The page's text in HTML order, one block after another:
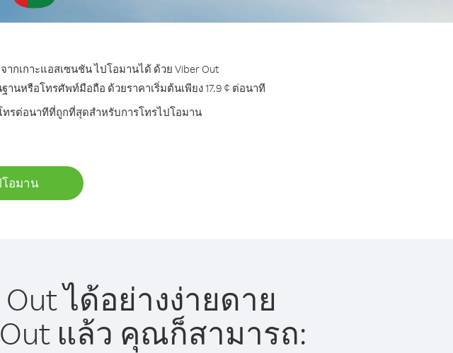
เกาะแอสเซนชัน ไปโอมานได้ ด้วย Viber Out
หรือโทรศัพท์มือถือ ด้วยราคาเริ่มต้นเพียง 17.9 ¢ ต่อนาที
ทรต่อนาทีที่ถูกที่สุดสำหรับการโทรไปโอมาน
อมาน
ได้อย่างง่ายดาย
แล้ว คุณก็สามารถ: